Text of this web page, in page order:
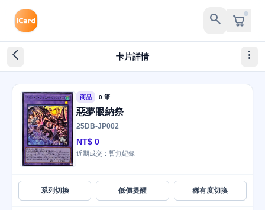
search
arrow_back_ios_new 卡片詳情 more_vert
商品 0 筆
惡夢眼納祭
25DB-JP002
NT$ 0
近期成交：暫無紀錄
系列切換 低價提醒 稀有度切換